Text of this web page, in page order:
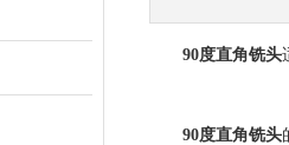
90度直角铣头
90度直角铣头